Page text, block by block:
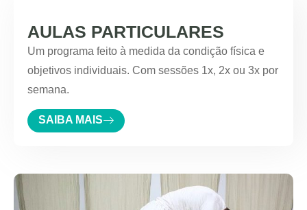
AULAS PARTICULARES
Um programa feito à medida da condição física e
objetivos individuais. Com sessões 1x, 2x ou 3x por
semana.
SAIBA MAIS